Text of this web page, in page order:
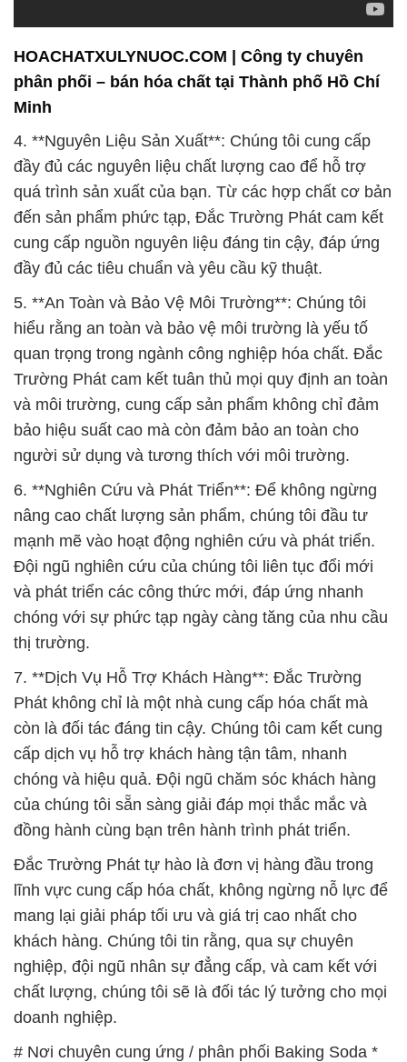
HOACHATXULYNUOC.COM | Công ty chuyên
phân phối – bán hóa chất tại Thành phố Hồ Chí
Minh
4. **Nguyên Liệu Sản Xuất**: Chúng tôi cung cấp
đầy đủ các nguyên liệu chất lượng cao để hỗ trợ
quá trình sản xuất của bạn. Từ các hợp chất cơ bản
đến sản phẩm phức tạp, Đắc Trường Phát cam kết
cung cấp nguồn nguyên liệu đáng tin cậy, đáp ứng
đầy đủ các tiêu chuẩn và yêu cầu kỹ thuật.
5. **An Toàn và Bảo Vệ Môi Trường**: Chúng tôi
hiểu rằng an toàn và bảo vệ môi trường là yếu tố
quan trọng trong ngành công nghiệp hóa chất. Đắc
Trường Phát cam kết tuân thủ mọi quy định an toàn
và môi trường, cung cấp sản phẩm không chỉ đảm
bảo hiệu suất cao mà còn đảm bảo an toàn cho
người sử dụng và tương thích với môi trường.
6. **Nghiên Cứu và Phát Triển**: Để không ngừng
nâng cao chất lượng sản phẩm, chúng tôi đầu tư
mạnh mẽ vào hoạt động nghiên cứu và phát triển.
Đội ngũ nghiên cứu của chúng tôi liên tục đổi mới
và phát triển các công thức mới, đáp ứng nhanh
chóng với sự phức tạp ngày càng tăng của nhu cầu
thị trường.
7. **Dịch Vụ Hỗ Trợ Khách Hàng**: Đắc Trường
Phát không chỉ là một nhà cung cấp hóa chất mà
còn là đối tác đáng tin cậy. Chúng tôi cam kết cung
cấp dịch vụ hỗ trợ khách hàng tận tâm, nhanh
chóng và hiệu quả. Đội ngũ chăm sóc khách hàng
của chúng tôi sẵn sàng giải đáp mọi thắc mắc và
đồng hành cùng bạn trên hành trình phát triển.
Đắc Trường Phát tự hào là đơn vị hàng đầu trong
lĩnh vực cung cấp hóa chất, không ngừng nỗ lực để
mang lại giải pháp tối ưu và giá trị cao nhất cho
khách hàng. Chúng tôi tin rằng, qua sự chuyên
nghiệp, đội ngũ nhân sự đẳng cấp, và cam kết với
chất lượng, chúng tôi sẽ là đối tác lý tưởng cho mọi
doanh nghiệp.
# Nơi chuyên cung ứng / phân phối Baking Soda *